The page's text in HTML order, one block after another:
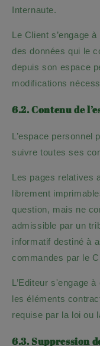
Internaute.
Le Client s’engage
des données qui le
depuis son espace
modifications
6.2. Contenu de
L’espace personnel
suivre toutes ses
Les pages relatives
librement
question, mais ne
admissible par un
informatif destiné à
commandes par le
L’Editeur s'engage
les éléments
requise par la loi ou
6.3. Suppression